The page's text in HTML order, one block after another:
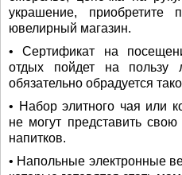
украшение, приобретите
ювелирный магазин.
• Сертификат на
отдых пойдет на пользу
обязательно обрадуется
• Набор элитного чая или
не могут представить
напитков.
• Напольные электронные